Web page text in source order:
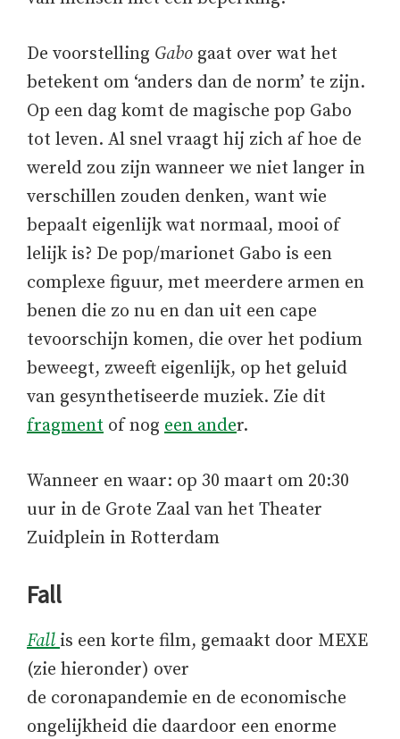
De voorstelling Gabo gaat over wat het
betekent om ‘anders dan de norm’ te zijn.
Op een dag komt de magische pop Gabo
tot leven. Al snel vraagt hij zich af hoe de
wereld zou zijn wanneer we niet langer in
verschillen zouden denken, want wie
bepaalt eigenlijk wat normaal, mooi of
lelijk is? De pop/marionet Gabo is een
complexe figuur, met meerdere armen en
benen die zo nu en dan uit een cape
tevoorschijn komen, die over het podium
beweegt, zweeft eigenlijk, op het geluid
van gesynthetiseerde muziek. Zie dit
fragment of nog een ander.
Wanneer en waar: op 30 maart om 20:30
uur in de Grote Zaal van het Theater
Zuidplein in Rotterdam
Fall
Fall is een korte film, gemaakt door MEXE
(zie hieronder) over
de coronapandemie en de economische
ongelijkheid die daardoor een enorme